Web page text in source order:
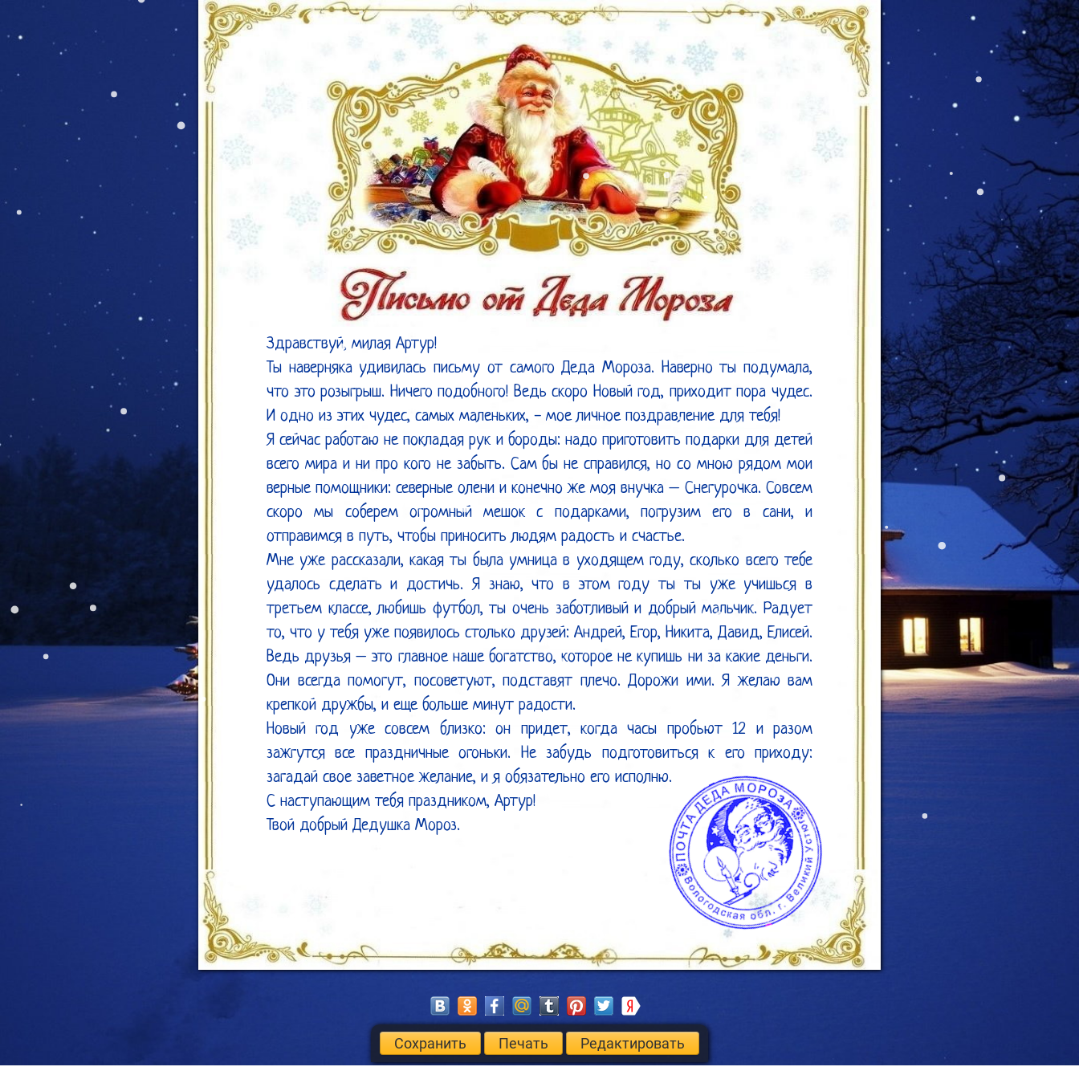
Здравствуй, милая Артур!
Ты наверняка удивилась письму от самого Деда Мороза. Наверно ты подумала,
что это розыгрыш. Ничего подобного! Ведь скоро Новый год, приходит пора чудес.
И одно из этих чудес, самых маленьких, - мое личное поздравление для тебя!
Я сейчас работаю не покладая рук и бороды: надо приготовить подарки для детей
всего мира и ни про кого не забыть. Сам бы не справился, но со мною рядом мои
верные помощники: северные олени и конечно же моя внучка – Снегурочка. Совсем
скоро мы соберем огромный мешок с подарками, погрузим его в сани, и
отправимся в путь, чтобы приносить людям радость и счастье.
Мне уже рассказали, какая ты была умница в уходящем году, сколько всего тебе
удалось сделать и достичь. Я знаю, что в этом году ты ты уже учишься в
третьем классе, любишь футбол, ты очень заботливый и добрый мальчик. Радует
то, что у тебя уже появилось столько друзей: Андрей, Егор, Никита, Давид, Елисей.
Ведь друзья – это главное наше богатство, которое не купишь ни за какие деньги.
Они всегда помогут, посоветуют, подставят плечо. Дорожи ими. Я желаю вам
крепкой дружбы, и еще больше минут радости.
Новый год уже совсем близко: он придет, когда часы пробьют 12 и разом
зажгутся все праздничные огоньки. Не забудь подготовиться к его приходу:
загадай свое заветное желание, и я обязательно его исполню.
С наступающим тебя праздником, Артур!
Твой добрый Дедушка Мороз.
Сохранить Печать Редактировать